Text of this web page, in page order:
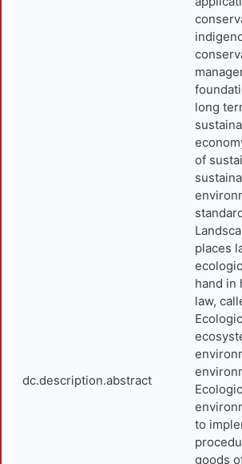
dc.description.abstract
long
of
places
hand in
law,
to
goods